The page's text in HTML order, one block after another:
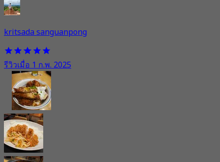
kritsada sanguanpong
รีวิวเมื่อ 1 ก.พ. 2025